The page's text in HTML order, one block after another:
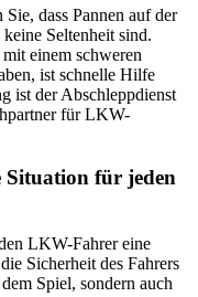
dass Pannen auf der
Seltenheit sind.
einem schweren
ist schnelle Hilfe
ist der Abschleppdienst
für LKW-
Situation für jeden
LKW-Fahrer eine
Sicherheit des Fahrers
Spiel, sondern auch